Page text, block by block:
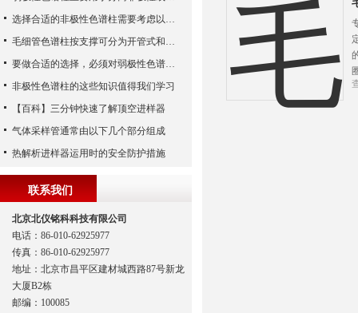
选择合适的非极性色谱柱需要考虑以下几个因素
毛细管色谱柱按支撑可分为开管式和填充式两类
要做合适的选择，必须对弱极性色谱柱有一定的认识和了解
非极性色谱柱的这些知识值得我们学习
【百科】三分钟快速了解顶空进样器
气体采样管通常由以下几个部分组成
热解析进样器运用时的安全防护措施
联系我们
北京北仪铭科科技有限公司
电话：86-010-62925977
传真：86-010-62925977
地址：北京市昌平区建材城西路87号新龙
大厦B2栋
邮编：100085